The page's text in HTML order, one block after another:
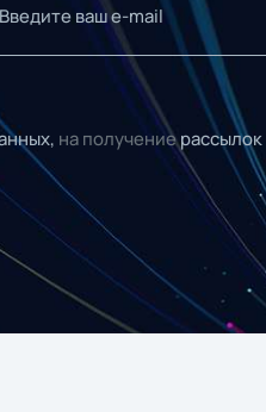
на получениерассылок